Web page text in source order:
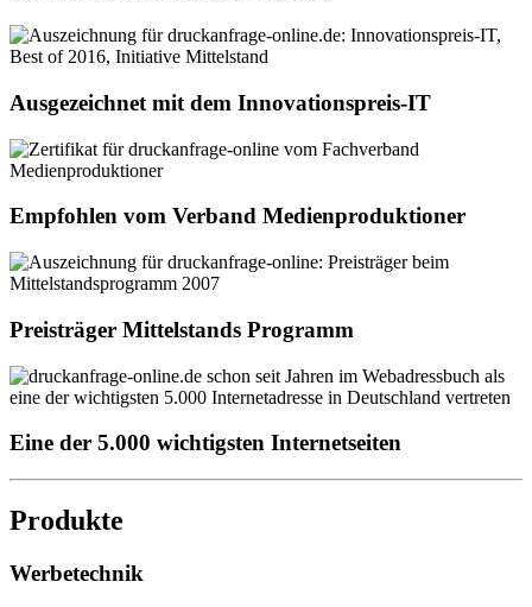
Ausgezeichnet mit dem Innovationspreis-IT
Empfohlen vom Verband Medienproduktioner
Preisträger Mittelstands Programm
Eine der 5.000 wichtigsten Internetseiten
Produkte
Werbetechnik